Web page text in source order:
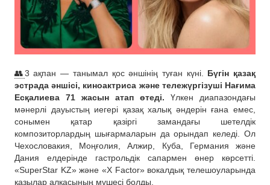
👥3 ақпан — танымал қос әншінің туған күні. Бүгін қазақ
эстрада әншісі, киноактриса және тележүргізуші Нағима
Есқалиева 71 жасын атап өтеді. Үлкен диапазондағы
мәнерлі дауыстың иегері қазақ халық әндерін ғана емес,
сонымен қатар қазіргі замандағы шетелдік
композиторлардың шығармаларын да орындап келеді. Ол
Чехословакия, Моңғолия, Алжир, Куба, Германия және
Дания елдерінде гастрольдік сапармен өнер көрсетті.
«SuperStar KZ» және «X Factor» вокалдық телешоуларында
қазылар алқасының мүшесі болды.